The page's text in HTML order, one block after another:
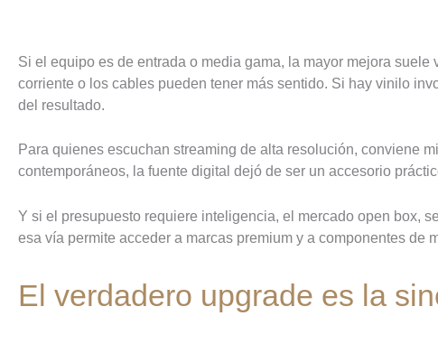
Si el equipo es de entrada o media gama, la mayor mejora
corriente o los cables pueden tener más sentido. Si hay vinilo
del resultado.
Para quienes escuchan streaming de alta resolución, conviene
contemporáneos, la fuente digital dejó de ser un accesorio
Y si el presupuesto requiere inteligencia, el mercado open box,
esa vía permite acceder a marcas premium y a componentes de
El verdadero upgrade es la